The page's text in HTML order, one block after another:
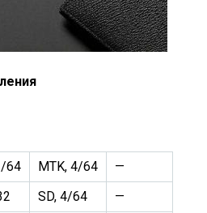
64 MTK, 4/64
—
SD, 4/64 —